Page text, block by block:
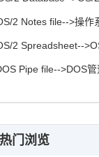
2 Notes file-->操作
2 Spreadsheet--
Pipe file-->DOS
热门浏览